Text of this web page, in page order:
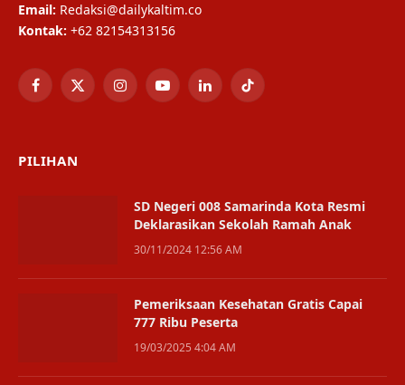
Email: Redaksi@dailykaltim.co
Kontak: +62 82154313156
Facebook
X
InstagramYouTubeLinkedInTikTok
PILIHAN
SD Negeri 008 Samarinda Kota Resmi
Deklarasikan Sekolah Ramah Anak
30/11/2024 12:56 AM
Pemeriksaan Kesehatan Gratis Capai
777 Ribu Peserta
19/03/2025 4:04 AM